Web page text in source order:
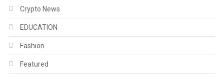
Crypto News
EDUCATION
Fashion
Featured